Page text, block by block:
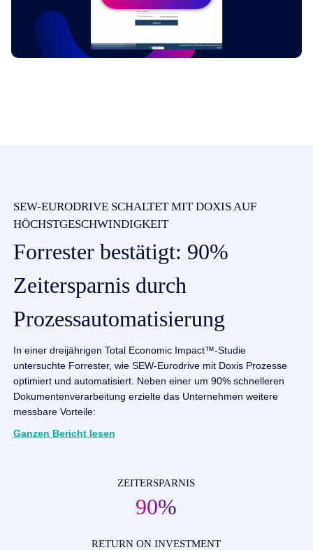
SEW-EURODRIVE SCHALTET MIT DOXIS AUF
HÖCHSTGESCHWINDIGKEIT
Forrester bestätigt: 90%
Zeitersparnis durch
Prozessautomatisierung
In einer dreijährigen Total Economic Impact™-Studie
untersuchte Forrester, wie SEW-Eurodrive mit Doxis Prozesse
optimiert und automatisiert. Neben einer um 90% schnelleren
Dokumentenverarbeitung erzielte das Unternehmen weitere
messbare Vorteile:
Ganzen Bericht lesen
ZEITERSPARNIS
90%
RETURN ON INVESTMENT